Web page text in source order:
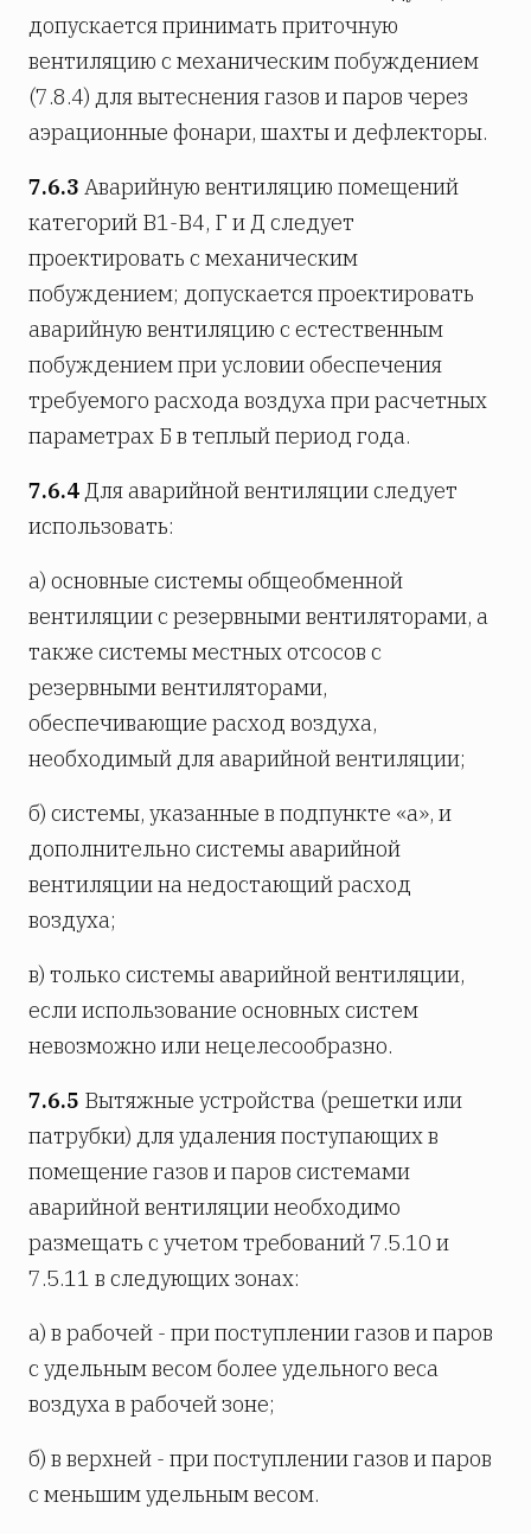
допускается принимать приточную
вентиляцию с механическим побуждением
(7.8.4) для вытеснения газов и паров через
аэрационные фонари, шахты и дефлекторы.
7.6.3 Аварийную вентиляцию помещений
категорий В1-В4, Г и Д следует
проектировать с механическим
побуждением; допускается проектировать
аварийную вентиляцию с естественным
побуждением при условии обеспечения
требуемого расхода воздуха при расчетных
параметрах Б в теплый период года.
7.6.4Для аварийной вентиляции следует
использовать:
а) основные системы общеобменной
вентиляции с резервными вентиляторами, а
также системы местных отсосов с
резервными вентиляторами,
обеспечивающие расход воздуха,
необходимый для аварийной вентиляции;
б) системы, указанные в подпункте «а», и
дополнительно системы аварийной
вентиляции на недостающий расход
воздуха;
в) только системы аварийной вентиляции,
если использование основных систем
невозможно или нецелесообразно.
7.6.5 Вытяжные устройства (решетки или
патрубки) для удаления поступающих в
помещение газов и паров системами
аварийной вентиляции необходимо
размещать с учетом требований 7.5.10 и
7.5.11 в следующих зонах:
а) в рабочей - при поступлении газов и паров
с удельным весом более удельного веса
воздуха в рабочей зоне;
б) в верхней - при поступлении газов и паров
с меньшим удельным весом.